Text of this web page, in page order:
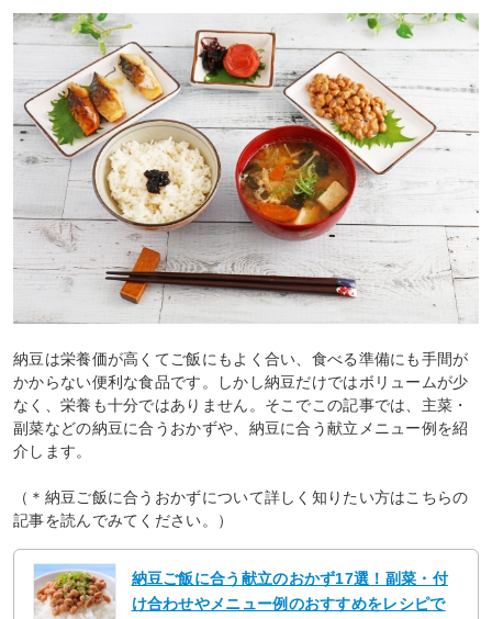
納豆は栄養価が高くてご飯にもよく合い、食べる準備にも手間が
かからない便利な食品です。しかし納豆だけではボリュームが少
なく、栄養も十分ではありません。そこでこの記事では、主菜・
副菜などの納豆に合うおかずや、納豆に合う献立メニュー例を紹
介します。
（＊納豆ご飯に合うおかずについて詳しく知りたい方はこちらの
記事を読んでみてください。）
納豆ご飯に合う献立のおかず17選！副菜・付
け合わせやメニュー例のおすすめをレシピで